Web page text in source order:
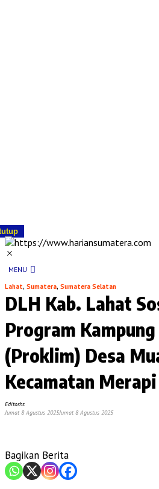
MENU
Lahat, Sumatera, Sumatera Selatan
DLH Kab. Lahat
Program
(Proklim) Desa
Kecamatan
Editorhs
Jumat 8 Agustus 2025Jumat 8 Agustus 2025
Bagikan Berita